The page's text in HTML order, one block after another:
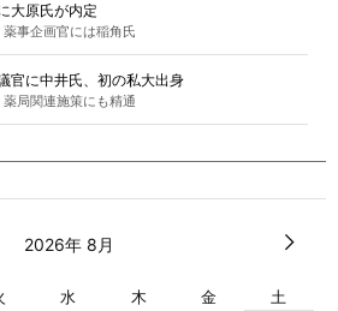
大原氏が内定
事企画官には稲角氏
官に中井氏、初の私大出身
局関連施策にも精通
2026年 8月
水 木 金 土